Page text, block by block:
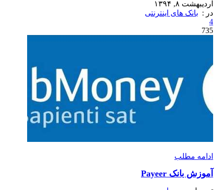
اردیبهشت ۸, ۱۳۹۴
در : بانک های اینترنتی
4
735
ادامه مطلب
آموزش بانک Payeer